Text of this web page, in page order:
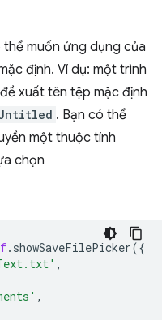
muốn ứng dụng của
định. Ví dụ: một trình
xuất tên tệp mặc định
. Bạn có thể
một thuộc tính
chọn
. showSaveFilePicker({
,
,